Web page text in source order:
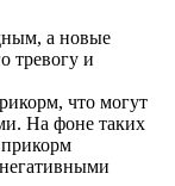
а новые
тревогу и
что могут
На фоне таких